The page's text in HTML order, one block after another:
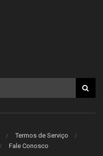
Termos de Serviço
Fale Conosco